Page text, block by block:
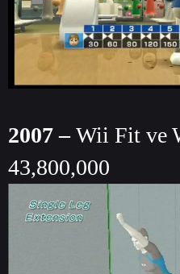
2007 –Wii Fit ve
43,800,000